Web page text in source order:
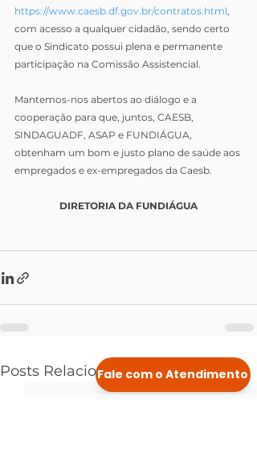
https://www.caesb.df.gov.br/contratos.html,
com acesso a qualquer cidadão, sendo certo
que o Sindicato possui plena e permanente
participação na Comissão Assistencial.
Mantemos-nos abertos ao diálogo e a
cooperação para que, juntos, CAESB,
SINDAGUADF, ASAP e FUNDIÁGUA,
obtenham um bom e justo plano de saúde aos
empregados e ex-empregados da Caesb.
DIRETORIA DA FUNDIÁGUA
Posts Relacionados